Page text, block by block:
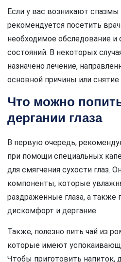
Если у вас возникают спазмы
рекомендуется посетить
необходимое обследование и
состояний. В некоторых
назначено лечение,
основной причины или
Что можно
дергании глаза
В первую очередь,
при помощи специальных
для смягчения сухости глаз.
компоненты, которые
раздраженные глаза, а также
дискомфорт и дергание.
Также, полезно пить чай из
которые имеют
Чтобы приготовить напиток,